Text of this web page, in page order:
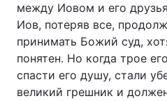
между Иовом и его
Иов, потеряв все,
принимать Божий суд,
понятен. Но когда трое
спасти его душу, стали
великий грешник и